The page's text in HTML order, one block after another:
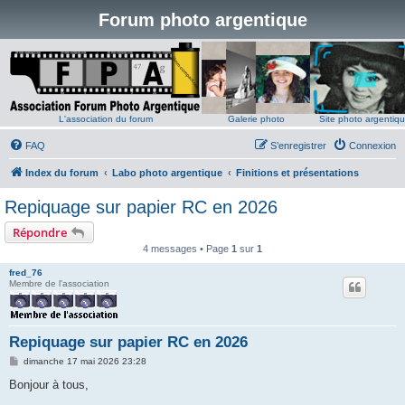
Forum photo argentique
L'association du forum Galerie photo Site photo
FAQ Connexion
S’enregistrer
Index du forum Labo photo argentique Finitions et présentations
Repiquage sur papier RC en 2026
Répondre
4 messages • Page 1 sur 1
fred_76
Membre de l'association
Repiquage sur papier RC en 2026
M
s
dimanche 17 mai 2026 23:28
Bonjour à tous,